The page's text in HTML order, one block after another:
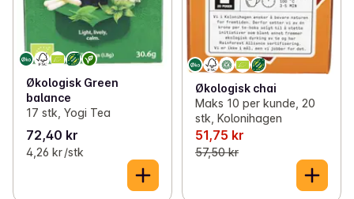
Økologisk Green
balance
17 stk, Yogi Tea
72,40 kr
4,26 kr /stk
Økologisk chai
Maks 10 per kunde, 20
stk, Kolonihagen
51,75 kr
57,50 kr